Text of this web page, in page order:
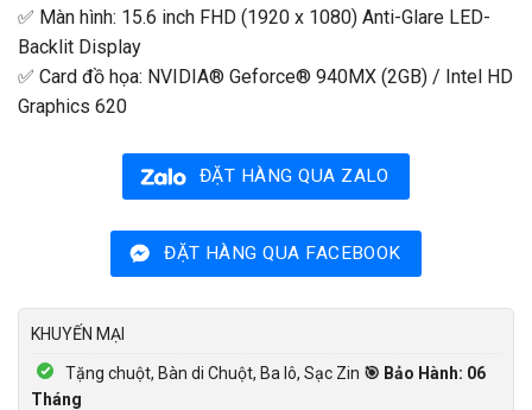
✅ Màn hình: 15.6 inch FHD (1920 x 1080) Anti-Glare LED-
Backlit Display
✅ Card đồ họa: NVIDIA® Geforce® 940MX (2GB) / Intel HD
Graphics 620
ĐẶT HÀNG QUA ZALO
ĐẶT HÀNG QUA FACEBOOK
KHUYẾN MẠI
Tặng chuột, Bàn di Chuột, Ba lô, Sạc Zin 🎯 Bảo Hành: 06
Tháng